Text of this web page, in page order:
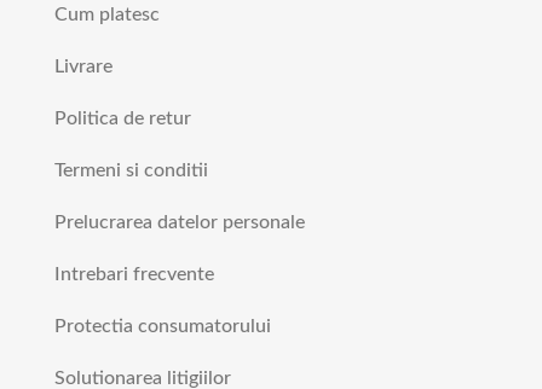
Cum platesc
Livrare
Politica de retur
Termeni si conditii
Prelucrarea datelor personale
Intrebari frecvente
Protectia consumatorului
Solutionarea litigiilor